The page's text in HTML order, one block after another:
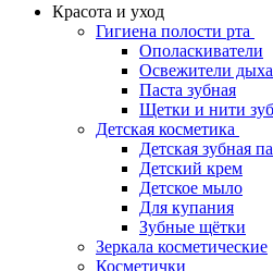
Красота и уход
Гигиена полости рта
Ополаскиватели
Освежители
Паста зубная
Щетки и нити
Детская косметика
Детская зубная
Детский крем
Детское мыло
Для купания
Зубные щётки
Зеркала косметические
Косметички